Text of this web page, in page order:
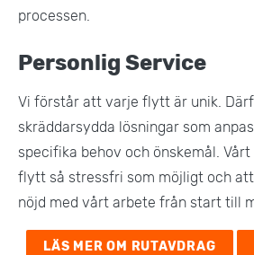
processen​.
Personlig Service
Vi förstår att varje flytt är unik.
skräddarsydda lösningar som
specifika behov och önskemål.
flytt så stressfri som möjligt och att
nöjd med vårt arbete från start till
LÄS MER OM RUTAVDRAG